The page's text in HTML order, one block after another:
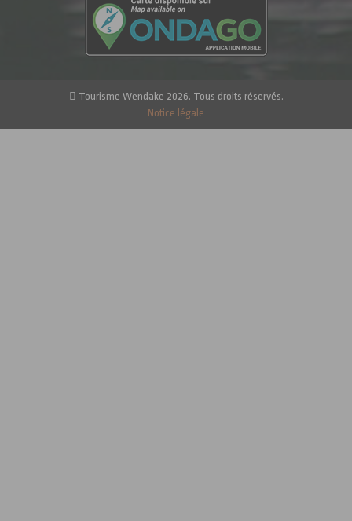
Tourisme Wendake 2026. Tous droits réservés.
Notice légale